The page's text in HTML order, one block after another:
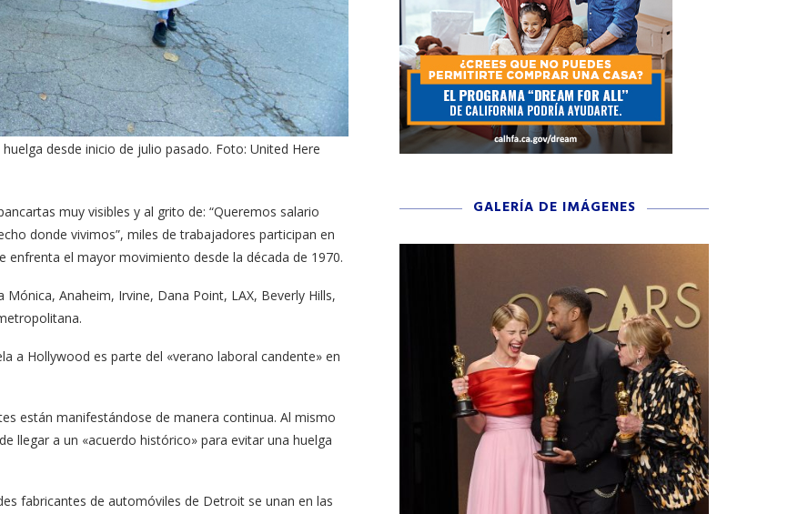
desde inicio de julio pasado. Foto: United Here
muy visibles y al grito de: “Queremos salario
donde vivimos”, miles de trabajadores participan en
enfrenta el mayor movimiento desde la década de 1970.
Anaheim, Irvine, Dana Point, LAX, Beverly Hills,
a Hollywood es parte del «verano laboral candente» en
están manifestándose de manera continua. Al mismo
llegar a un «acuerdo histórico» para evitar una huelga
fabricantes de automóviles de Detroit se unan en las
GALERÍA DE IMÁGENES